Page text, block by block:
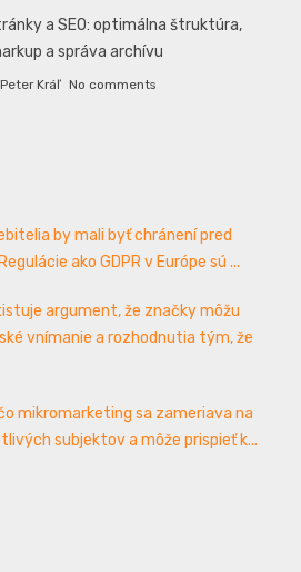
a SEO: optimálna štruktúra,
a správa archívu
Peter Kráľ No comments
by mali byť chránení pred
ako GDPR v Európe sú ...
argument, že značky môžu
vnímanie a rozhodnutia tým, že
mikromarketing sa zameriava na
subjektov a môže prispieť k...